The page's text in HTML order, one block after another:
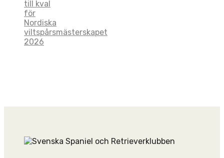
till kval
för
Nordiska
viltspårsmästerskapet
2026